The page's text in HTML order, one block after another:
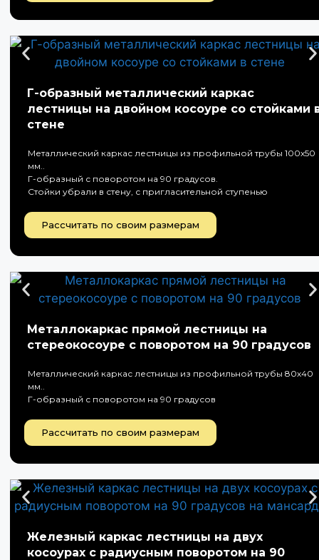
Г-образный металлический каркас
лестницы на двойном косоуре со стойками
стене
Металлический каркас лестницы из профильной трубы 100х50
мм..
Г-образный с поворотом на 90 градусов.
Стойки убрали в стену, с пригласительной ступенью
Рассчитать по своим размерам
Металлокаркас прямой лестницы на
стереокосоуре с поворотом на 90 градусов
Металлический каркас лестницы из профильной трубы 80х40
мм..
Г-образный с поворотом на 90 градусов
Рассчитать по своим размерам
Железный каркас лестницы на двух
косоурах с радиусным поворотом на 90